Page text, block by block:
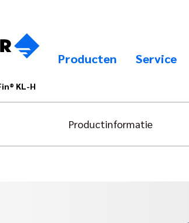
Producten Service
KL-H
Productinformatie